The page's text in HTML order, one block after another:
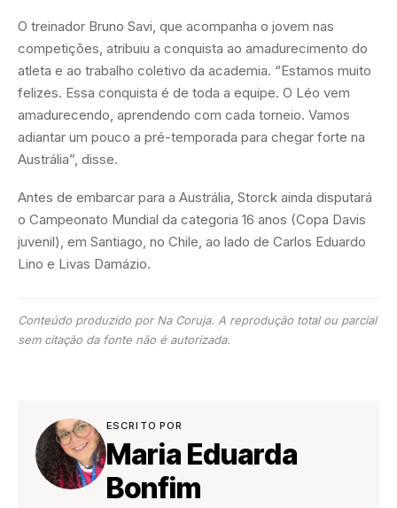
O treinador Bruno Savi, que acompanha o jovem nas
competições, atribuiu a conquista ao amadurecimento do
atleta e ao trabalho coletivo da academia. “Estamos muito
felizes. Essa conquista é de toda a equipe. O Léo vem
amadurecendo, aprendendo com cada torneio. Vamos
adiantar um pouco a pré-temporada para chegar forte na
Austrália”, disse.
Antes de embarcar para a Austrália, Storck ainda disputará
o Campeonato Mundial da categoria 16 anos (Copa Davis
juvenil), em Santiago, no Chile, ao lado de Carlos Eduardo
Lino e Livas Damázio.
Conteúdo produzido por Na Coruja. A reprodução total ou parcial
sem citação da fonte não é autorizada.
ESCRITO POR
Maria Eduarda
Bonfim